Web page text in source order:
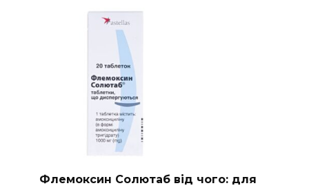
Флемоксин Солютаб від чого: для